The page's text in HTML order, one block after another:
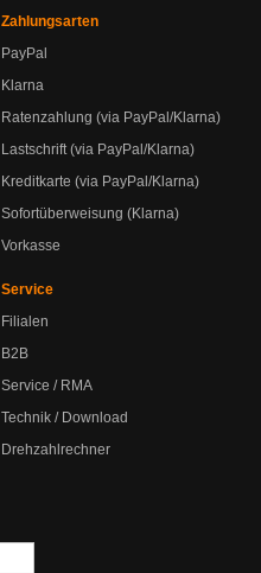
Zahlungsarten
PayPal
Klarna
Ratenzahlung (via PayPal/Klarna)
Lastschrift (via PayPal/Klarna)
Kreditkarte (via PayPal/Klarna)
Sofortüberweisung (Klarna)
Vorkasse
Service
Filialen
B2B
Service / RMA
Technik / Download
Drehzahlrechner